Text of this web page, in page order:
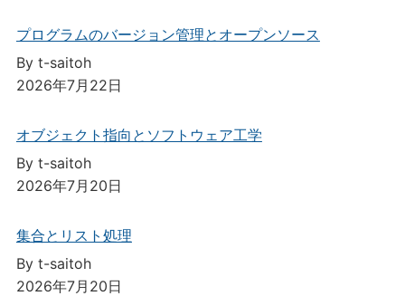
プログラムのバージョン管理とオープンソース
By t-saitoh
2026年7月22日
オブジェクト指向とソフトウェア工学
By t-saitoh
2026年7月20日
集合とリスト処理
By t-saitoh
2026年7月20日